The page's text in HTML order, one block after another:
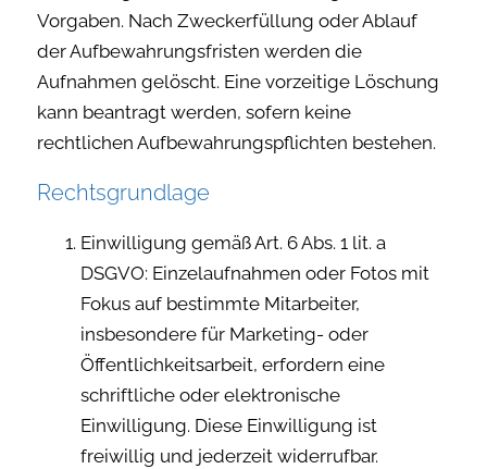
Vorgaben. Nach Zweckerfüllung oder Ablauf
der Aufbewahrungsfristen werden die
Aufnahmen gelöscht. Eine vorzeitige Löschung
kann beantragt werden, sofern keine
rechtlichen Aufbewahrungspflichten bestehen.
Rechtsgrundlage
Einwilligung gemäß Art. 6 Abs. 1 lit. a
DSGVO: Einzelaufnahmen oder Fotos mit
Fokus auf bestimmte Mitarbeiter,
insbesondere für Marketing- oder
Öffentlichkeitsarbeit, erfordern eine
schriftliche oder elektronische
Einwilligung. Diese Einwilligung ist
freiwillig und jederzeit widerrufbar.